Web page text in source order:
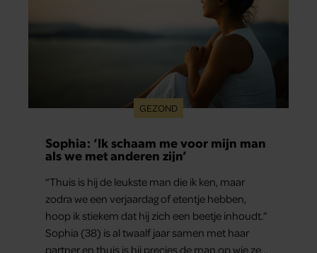
GEZOND
Sophia: ‘Ik schaam me voor mijn man
als we met anderen zijn’
“Thuis is hij de leukste man die ik ken, maar
zodra we een verjaardag of etentje hebben,
hoop ik stiekem dat hij zich een beetje inhoudt.”
Sophia (38) is al twaalf jaar samen met haar
partner en thuis is hij precies de man op wie ze